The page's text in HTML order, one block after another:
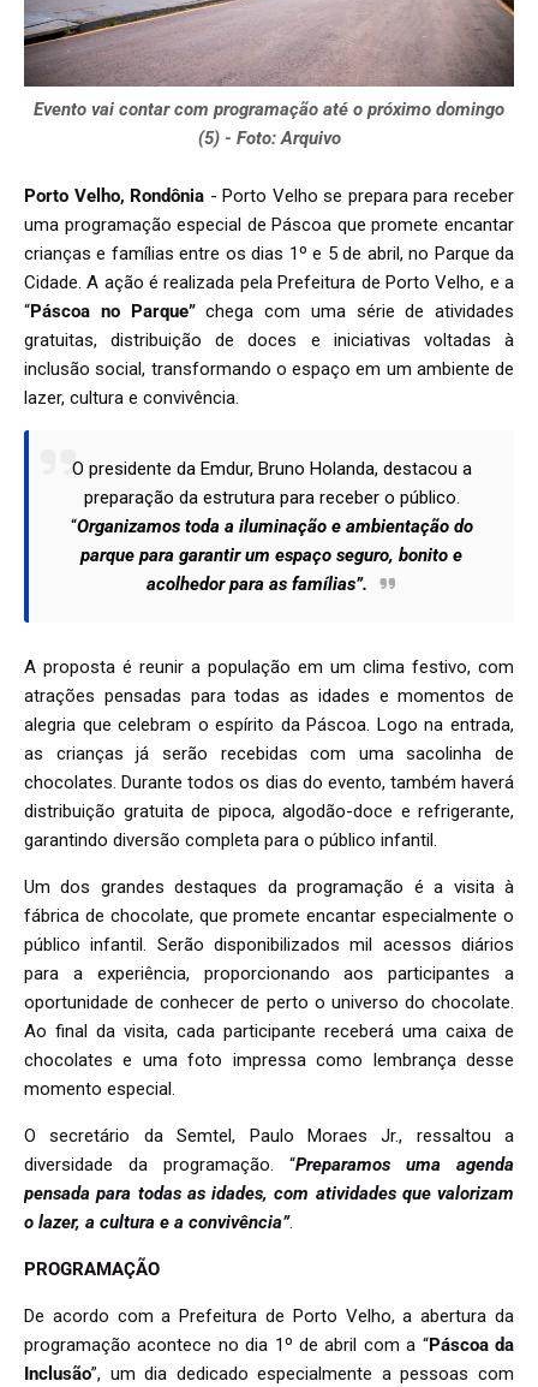
Evento vai contar com programação até o próximo domingo
(5) - Foto: Arquivo
Porto Velho, Rondônia - Porto Velho se prepara para receber
uma programação especial de Páscoa que promete encantar
crianças e famílias entre os dias 1º e 5 de abril, no Parque da
Cidade. A ação é realizada pela Prefeitura de Porto Velho, e a
“Páscoa no Parque”chega com uma série de atividades
gratuitas, distribuição de doces e iniciativas voltadas à
inclusão social, transformando o espaço em um ambiente de
lazer, cultura e convivência.
O presidente da Emdur, Bruno Holanda, destacou a
preparação da estrutura para receber o público.
“Organizamos toda a iluminação e ambientação do
parque para garantir um espaço seguro, bonito e
acolhedor para as famílias”.
A proposta é reunir a população em um clima festivo, com
atrações pensadas para todas as idades e momentos de
alegria que celebram o espírito da Páscoa. Logo na entrada,
as crianças já serão recebidas com uma sacolinha de
chocolates. Durante todos os dias do evento, também haverá
distribuição gratuita de pipoca, algodão-doce e refrigerante,
garantindo diversão completa para o público infantil.
Um dos grandes destaques da programação é a visita à
fábrica de chocolate, que promete encantar especialmente o
público infantil. Serão disponibilizados mil acessos diários
para a experiência, proporcionando aos participantes a
oportunidade de conhecer de perto o universo do chocolate.
Ao final da visita, cada participante receberá uma caixa de
chocolates e uma foto impressa como lembrança desse
momento especial.
O secretário da Semtel, Paulo Moraes Jr., ressaltou a
diversidade da programação. “Preparamos uma agenda
pensada para todas as idades, com atividades que valorizam
o lazer, a cultura e a convivência”.
PROGRAMAÇÃO
De acordo com a Prefeitura de Porto Velho, a abertura da
programação acontece no dia 1º de abril com a “Páscoa da
Inclusão”, um dia dedicado especialmente a pessoas com